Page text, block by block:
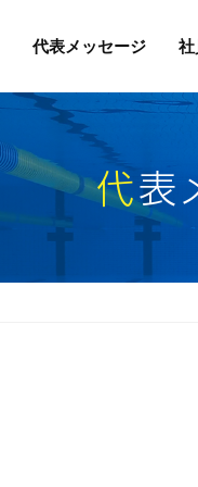
代表メッセージ 社
代